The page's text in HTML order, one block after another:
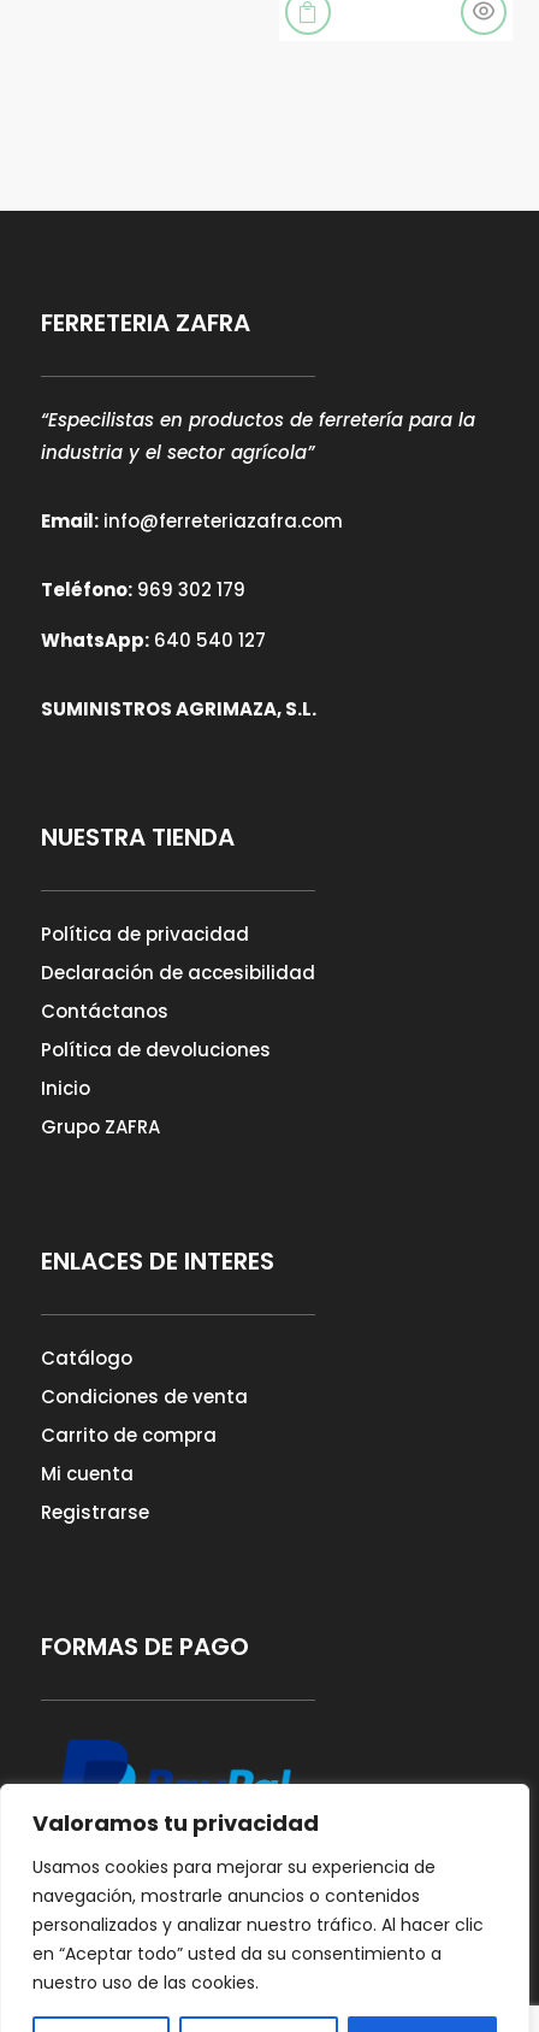
Valoramos tu privacidad
Usamos cookies para mejorar su experiencia de
navegación, mostrarle anuncios o contenidos
personalizados y analizar nuestro tráfico. Al hacer clic
en “Aceptar todo” usted da su consentimiento a
nuestro uso de las cookies.

FERRETERIA ZAFRA
“Especilistas en productos de ferretería para la
industria y el sector agrícola”
Email:info@ferreteriazafra.com
Teléfono:969 302 179
WhatsApp:640 540 127
SUMINISTROS AGRIMAZA, S.L.
NUESTRA TIENDA
Política de privacidad
Declaración de accesibilidad
Contáctanos
Política de devoluciones
Inicio
Grupo ZAFRA
ENLACES DE INTERES
Catálogo
Condiciones de venta
Carrito de compra
Mi cuenta
Registrarse
FORMAS DE PAGO